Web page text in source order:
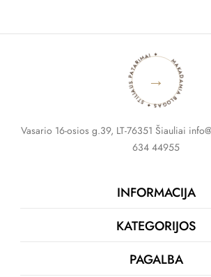
MAKADAMIA BLOGAS ✦ STILIAUS PATARIMAI ✦
→
Vasario 16-osios g.39, LT-76351 Šiauliai
634 44955
INFORMACIJA
KATEGORIJOS
PAGALBA